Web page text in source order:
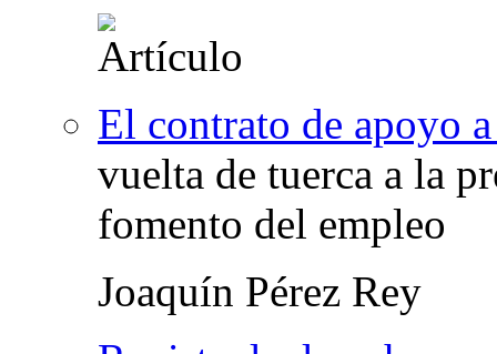
El contrato de apoyo
vuelta de tuerca a la
fomento del empleo
Joaquín Pérez Rey